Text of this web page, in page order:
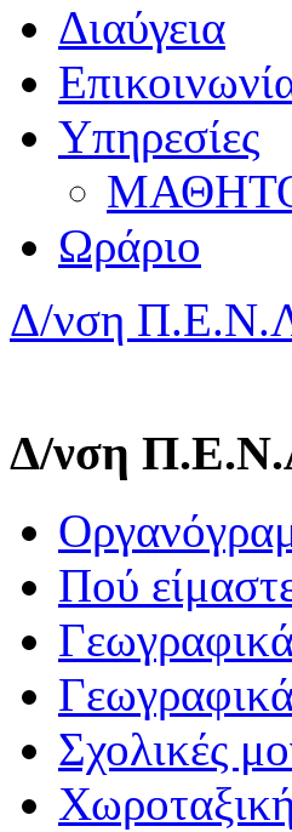
Διαύγεια
Υπηρεσίες
Ωράριο
Δ/νση
Δ/νση
Πού
Σχολικές